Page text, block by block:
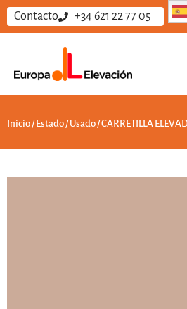
Contacto +34 621 22 77 05
Inicio/ Estado/Usado/ CARRETILLA